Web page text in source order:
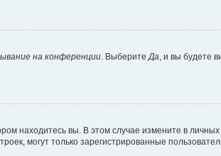
на конференции . Выберите Да , и вы будете
находитесь вы. В этом случае измените в
могут только зарегистрированные